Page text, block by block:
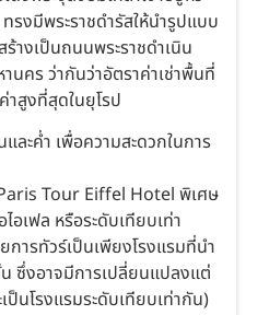
รงมีพระราชดำรัสให้นำรูปแบบ
างเป็นถนนพระราชดำเนิน
นคร ว่ากันว่าอัตราค่าเช่าพื้นที่
สูงที่สุดในยุโรป
และค่ำ เพื่อความสะดวกในการ
Tour Eiffel Hotel พิเศษ
อเฟล หรือระดับเทียบเท่า
การทัวร์เป็นเพียงโรงแรมที่นำ
ซึ่งอาจมีการเปลี่ยนแปลงแต่
ป็นโรงแรมระดับเทียบเท่ากัน)